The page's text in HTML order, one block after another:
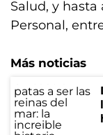
Salud, y
Personal,
Más noticias